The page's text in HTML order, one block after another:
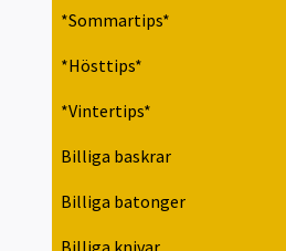
*Sommartips*
*Hösttips*
*Vintertips*
Billiga baskrar
Billiga batonger